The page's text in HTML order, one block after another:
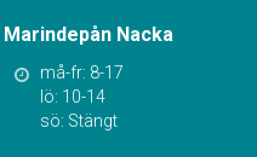
Marindepån Nacka
må-fr: 8-17
lö: 10-14
sö: Stängt